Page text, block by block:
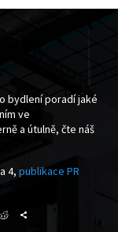
bydlení poradí jaké
ve
a útulně, čte náš
4, publikace PR